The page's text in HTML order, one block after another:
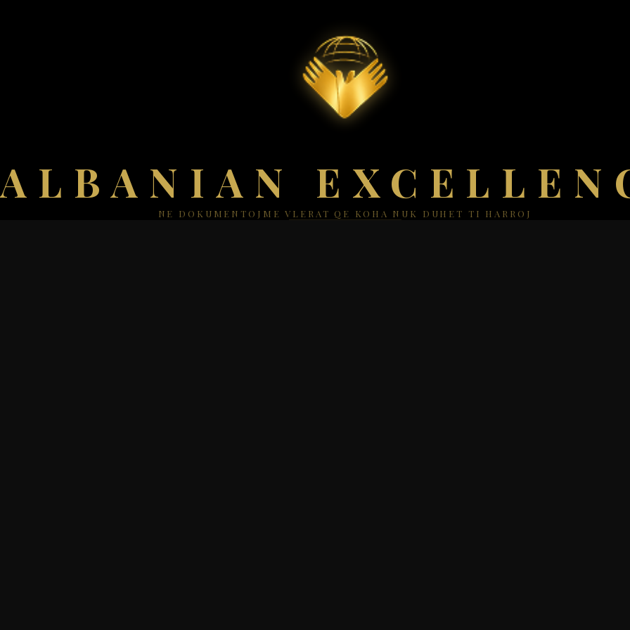
ALBANIAN
NE DOKUMENTOJME VLERAT QE KOHA NUK DUHET TI HARROJ